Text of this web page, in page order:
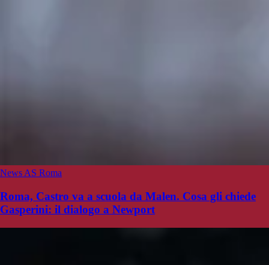
News AS Roma
Roma, Castro va a scuola da Malen. Cosa gli chiede
Gasperini: il dialogo a Newport